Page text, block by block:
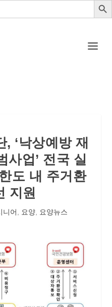
, ‘낙상예방 재
사업’ 전국 실
도 내 주거환
지원
니어 요양 요양뉴스